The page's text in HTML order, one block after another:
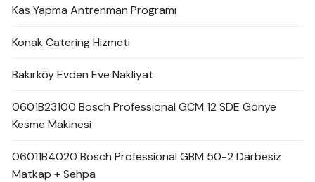
Kas Yapma Antrenman Programı
Konak Catering Hizmeti
Bakırköy Evden Eve Nakliyat
0601B23100 Bosch Professional GCM 12 SDE Gönye
Kesme Makinesi
06011B4020 Bosch Professional GBM 50-2 Darbesiz
Matkap + Sehpa